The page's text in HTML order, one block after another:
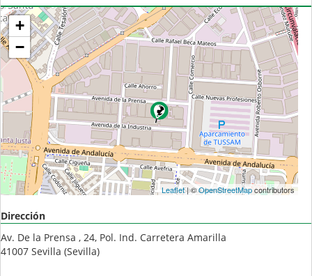
+
−
Leaflet| ©OpenStreetMapcontributors
Dirección
Av. De la Prensa , 24, Pol. Ind. Carretera Amarilla
41007 Sevilla (Sevilla)